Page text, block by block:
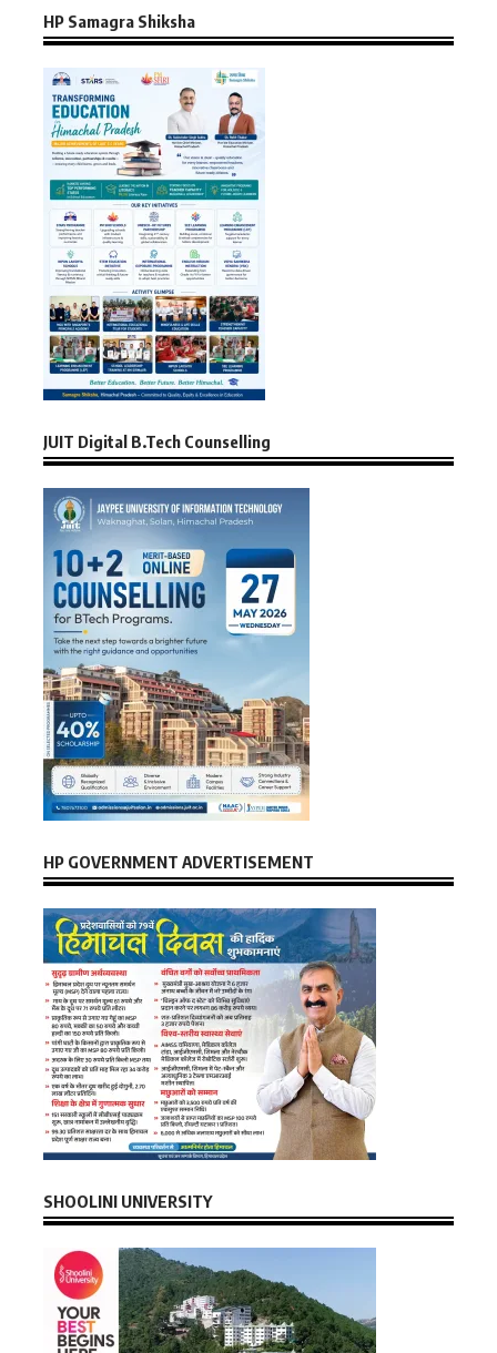
HP Samagra Shiksha
JUIT Digital B.Tech Counselling
HP GOVERNMENT ADVERTISEMENT
SHOOLINI UNIVERSITY